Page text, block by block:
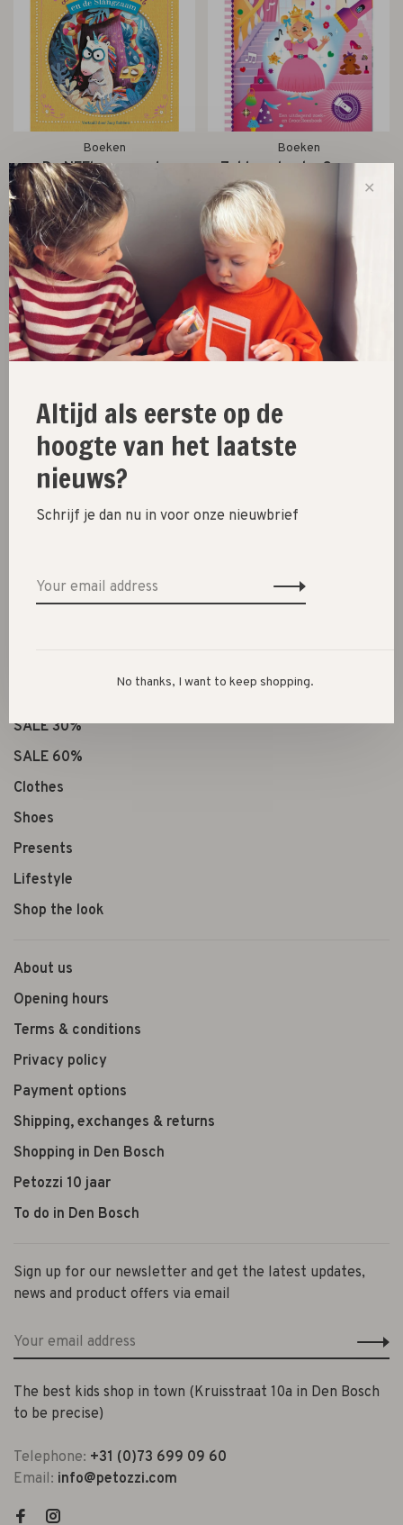
Boeken
De NEEhoorn en de
Slangzaam
€17,99
Boeken
Zaklampboek - Speuren
met prinsessen
Boeken
Twee vechtende
eekhoorntjes (kartonboek)
€11,99
Boeken
Showing 1 - 8 of 8
SALE 30%
SALE 60%
Clothes
Shoes
Presents
Lifestyle
Shop the look
About us
Opening hours
Terms & conditions
Privacy policy
Payment options
Shipping, exchanges & returns
Shopping in Den Bosch
Petozzi 10 jaar
To do in Den Bosch
Sign up for our newsletter and get the latest updates,
news and product offers via email
The best kids shop in town (Kruisstraat 10a in Den Bosch
to be precise)
Telephone: +31 (0)73 699 09 60
Email: info@petozzi.com
✕
Altijd als eerste op de
hoogte van het laatste
nieuws?
Schrijf je dan nu in voor onze nieuwbrief
No thanks, I want to keep shopping.